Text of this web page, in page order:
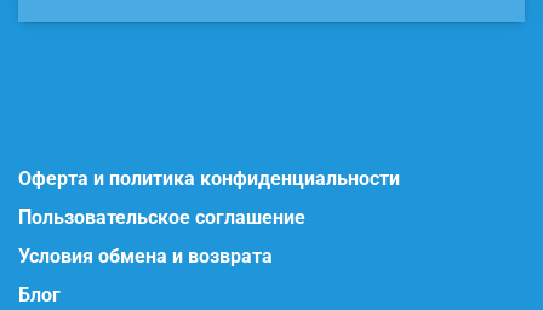
Оферта и политика конфиденциальности
Пользовательское соглашение
Условия обмена и возврата
Блог